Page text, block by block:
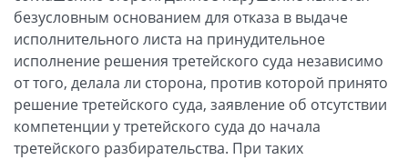
безусловным основанием для отказа в выдаче
исполнительного листа на принудительное
исполнение решения третейского суда независимо
от того, делала ли сторона, против которой принято
решение третейского суда, заявление об отсутствии
компетенции у третейского суда до начала
третейского разбирательства. При таких